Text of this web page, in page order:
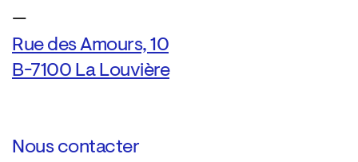
—
Rue des Amours, 10
B-7100 La Louvière
Nous contacter